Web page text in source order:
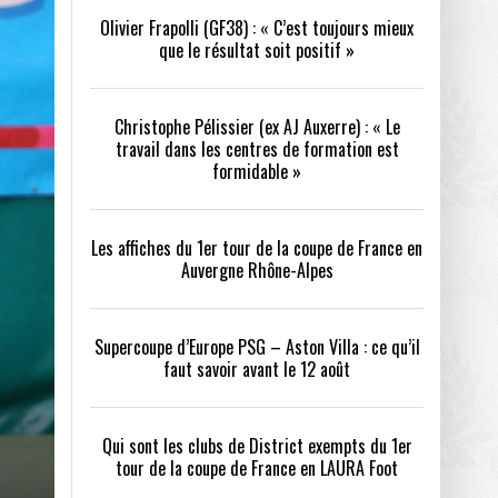
- 24/07/2026
- 21/07/2026
a tenu toutes ses promesses - 04/07/2026
PSG – ASTON VILLA :
AVANT LE 12 AOÛT
QUI SONT LES CLUBS DE DISTRICT EXEMPTS
DU 1ER TOUR DE LA COUPE DE FRANCE EN
LAURA FOOT
Olivier Frapolli (GF38) : « C’est toujours mieux
que le résultat soit positif »
Christophe Pélissier (ex AJ Auxerre) : « Le
travail dans les centres de formation est
formidable »
Les affiches du 1er tour de la coupe de France en
Auvergne Rhône-Alpes
Supercoupe d’Europe PSG – Aston Villa : ce qu’il
faut savoir avant le 12 août
Qui sont les clubs de District exempts du 1er
tour de la coupe de France en LAURA Foot